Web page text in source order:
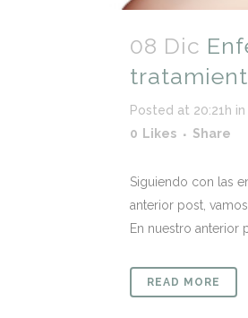
08 Dic
Posted at 20:21h in
0 Likes Share
Siguiendo con las
anterior post,
En nuestro anterior
READ MORE